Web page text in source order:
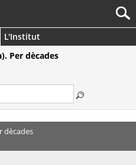
L'Institut
Per dècades
dècades